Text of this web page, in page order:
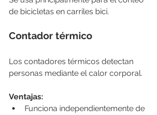
de bicicletas en carriles bici.
Contador térmico
Los contadores térmicos detectan
personas mediante el calor corporal.
Ventajas:
Funciona independientemente de